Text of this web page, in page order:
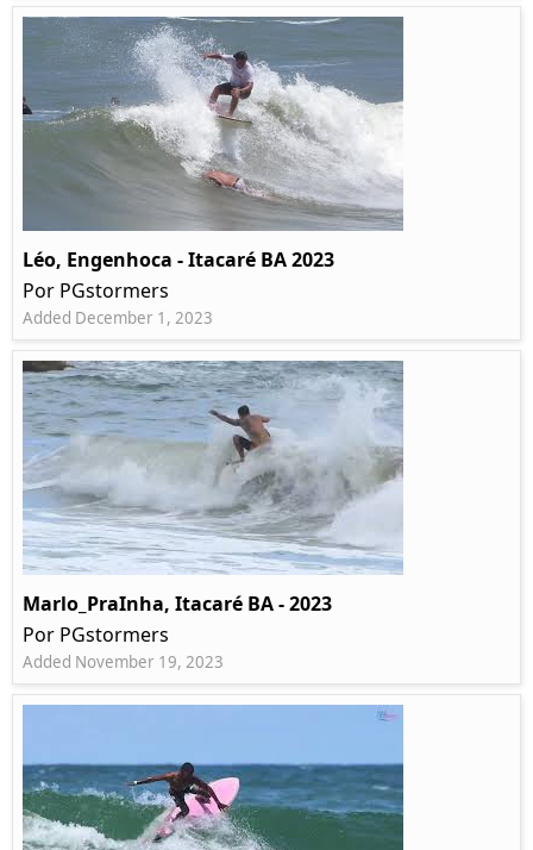
Léo, Engenhoca - Itacaré BA 2023
Por PGstormers
Added December 1, 2023
Marlo_PraInha, Itacaré BA - 2023
Por PGstormers
Added November 19, 2023